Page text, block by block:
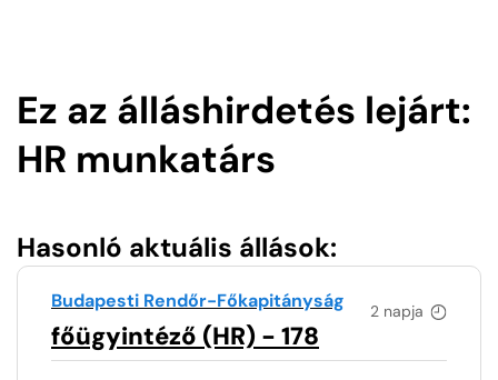
Ez az álláshirdetés lejárt:
HR munkatárs
Hasonló aktuális állások:
2 napja
Budapesti Rendőr-Főkapitányság
főügyintéző (HR) - 178